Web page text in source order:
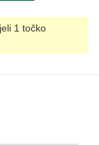
1 točko